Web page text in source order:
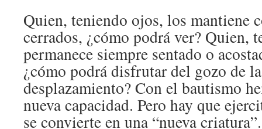
Quien, teniendo ojos, los mantiene
cerrados, ¿cómo podrá ver? Quien,
permanece siempre sentado o
¿cómo podrá disfrutar del gozo de
desplazamiento? Con el bautismo
nueva capacidad. Pero hay que
se convierte en una “nueva criatura”.